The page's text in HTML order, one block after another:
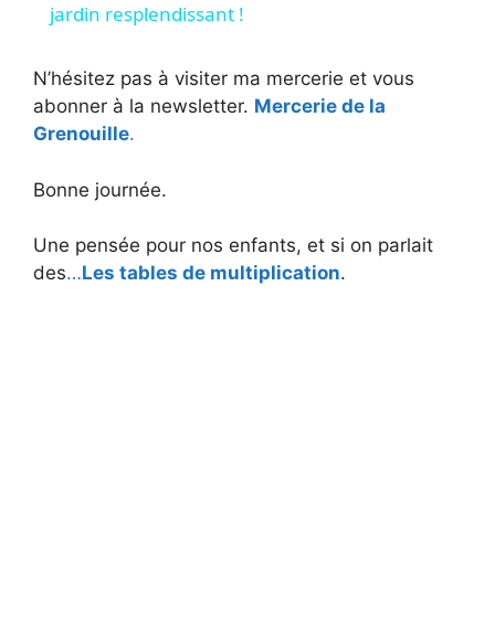
y
d
jardin resplendissant !
N’hésitez pas à visiter ma mercerie et vous
abonner à la newsletter. Mercerie de la
Grenouille.
Bonne journée.
Une pensée pour nos enfants, et si on parlait
des…Les tables de multiplication.